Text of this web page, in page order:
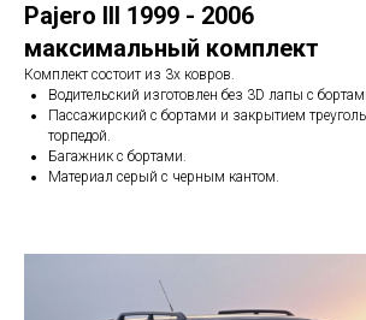
Pajero III 1999 - 2006
максимальный комплект
Комплект состоит из 3х ковров.
Водительский изготовлен без 3D лапы с
Пассажирский с бортами и закрытием
торпедой.
Багажник с бортами.
Материал серый с черным кантом.